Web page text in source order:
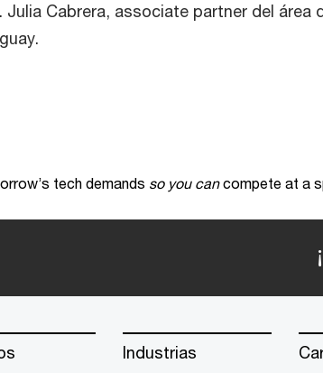
Julia Cabrera, associate partner del área
tech demands so you can compete at a
Industrias